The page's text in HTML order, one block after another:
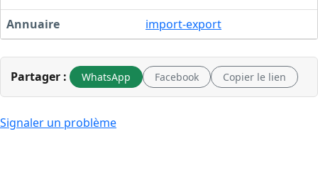
Annuaire
import-export
Partager : WhatsApp Facebook Copier le lien
Signaler un problème